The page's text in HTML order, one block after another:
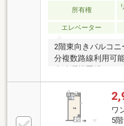
自宅まで送迎も可
きます!◆5000円
テレビ等でCM放映♪
所有権
エレベーター
2階東向きバルコ
分複数路線利用可
内容：キッチン交
換、室内洗濯機置
張替～株式会社レ
お住まいのご購入
ワ
5